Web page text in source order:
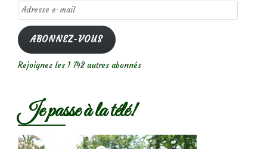
Adresse
e-
mail
ABONNEZ-VOUS
Rejoignez les 1 742 autres abonnés
Je passe à la télé!